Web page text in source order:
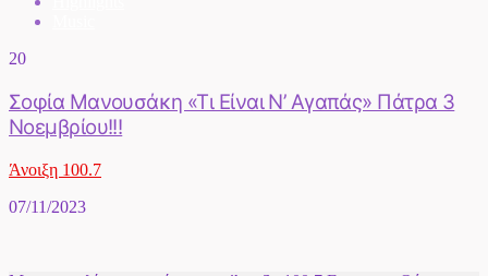
20
Σοφία Μανουσάκη «Τι Είναι Ν’ Αγαπάς» Πάτρα 3
Νοεμβρίου!!!
Άνοιξη 100.7
07/11/2023